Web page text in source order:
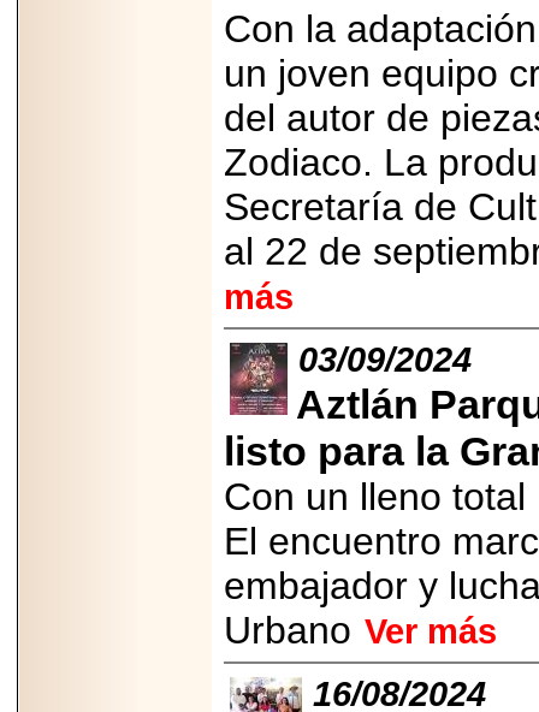
Con la
un joven equipo
del autor de
Zodiaco. La
Secretaría de
al 22 de
más
03/09/2024
Aztlán
listo para la
Con un lleno
El encuentro
embajador y
Urbano Ver más
16/08/2024